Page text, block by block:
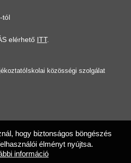
tól
elérhető ITT.
Iskolai közösségi szolgálat
hogy biztonságos böngészés
élményt nyújtsa.
információ